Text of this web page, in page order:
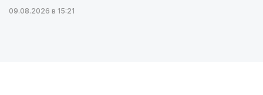
09.08.2026 в 15:21